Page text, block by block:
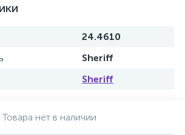
24.4610
Sheriff
Sheriff
Товара нет в наличии